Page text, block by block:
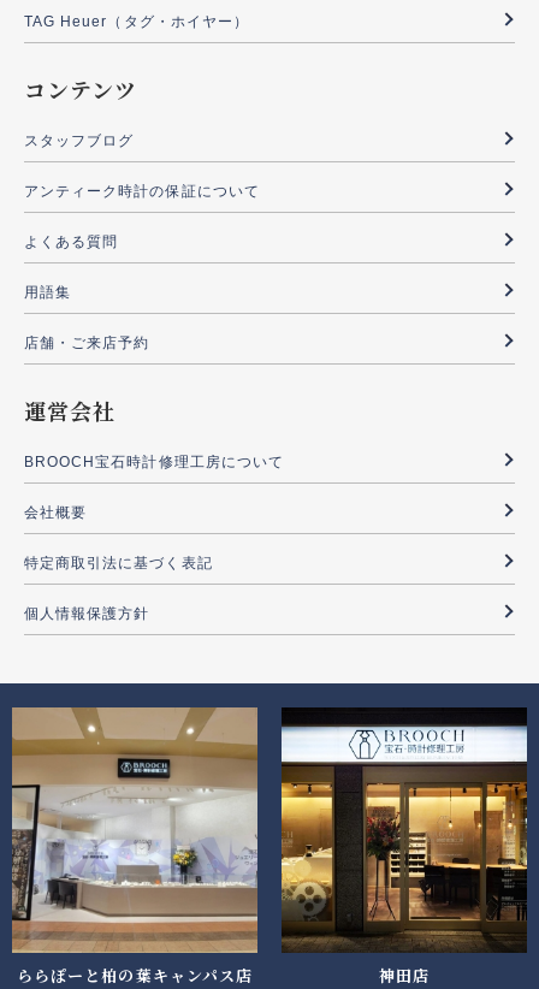
TAG Heuer（タグ・ホイヤー）
コンテンツ
スタッフブログ
アンティーク時計の保証について
よくある質問
用語集
店舗・ご来店予約
運営会社
BROOCH宝石時計修理工房について
会社概要
特定商取引法に基づく表記
個人情報保護方針
ららぽーと柏の葉キャンパス店 神田店